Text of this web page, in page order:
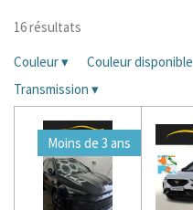
16 résultats
Couleur▾ Couleur disponible
Transmission ▾
Moins de 3 ans